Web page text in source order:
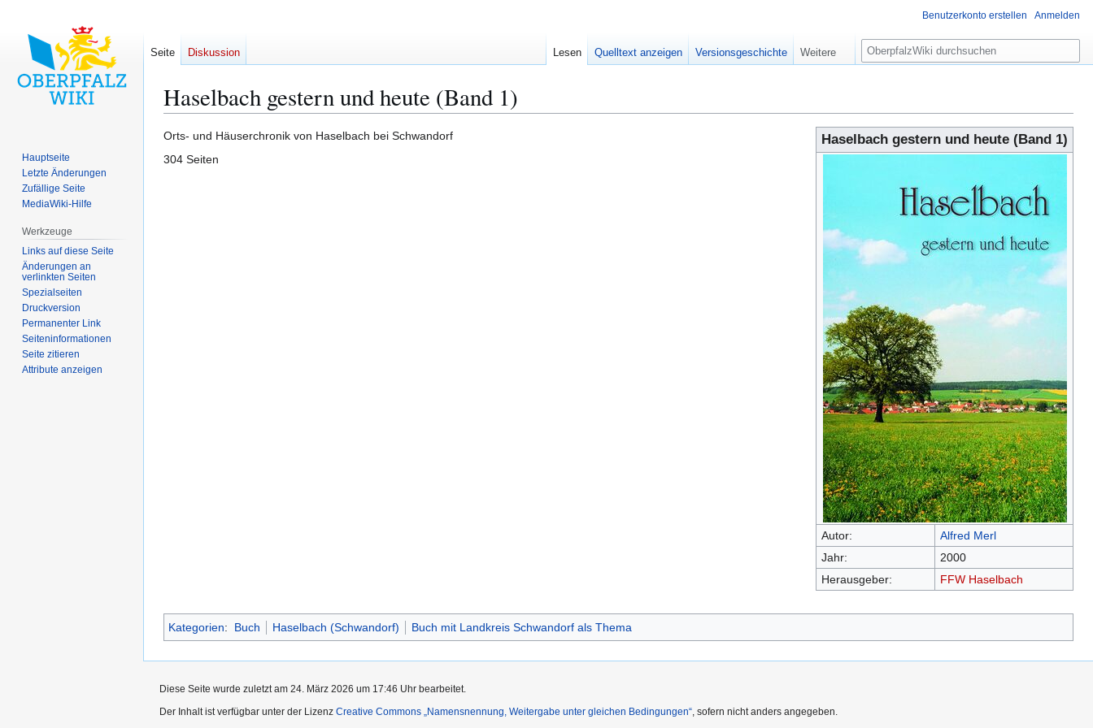
Haselbach gestern und heute (Band 1)
Zur
Navigation
Zur
Suche
Haselbach gestern und heute (Band 1)
Autor:
Alfred Merl
Jahr:
2000
Herausgeber:
FFW Haselbach
Orts- und Häuserchronik von Haselbach bei Schwandorf
304 Seiten
Kategorien: Buch Haselbach (Schwandorf) Buch mit Landkreis Schwandorf als Thema
Benutzerkonto erstellen Anmelden
Seite Diskussion Lesen Quelltext anzeigen Versionsgeschichte Weitere
S
u
e
Hauptseite
Letzte Änderungen
Zufällige Seite
MediaWiki-Hilfe
Werkzeuge
Links auf diese Seite
Änderungen an
verlinkten Seiten
Spezialseiten
Druckversion
Permanenter Link
Seiten­­informationen
Seite zitieren
Attribute anzeigen
Diese Seite wurde zuletzt am 24. März 2026 um 17:46 Uhr bearbeitet.
Der Inhalt ist verfügbar unter der Lizenz Creative Commons „Namensnennung, Weitergabe unter gleichen Bedingungen“, sofern nicht anders angegeben.